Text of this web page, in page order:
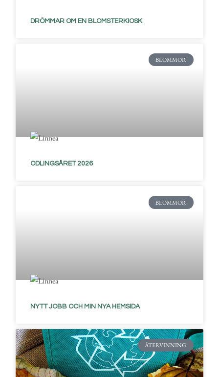
DRÖMMAR OM EN BLOMSTERKIOSK
BLOMMOR
ODLINGSÅRET 2026
BLOMMOR
NYTT JOBB OCH MIN NYA HEMSIDA
ÅTERVINNING